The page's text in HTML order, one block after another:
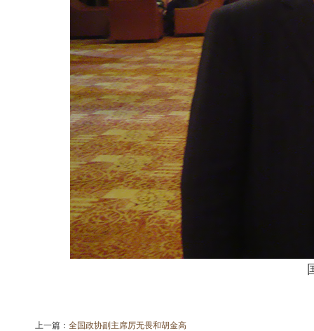
上一篇： 全国政协副主席厉无畏和胡金高